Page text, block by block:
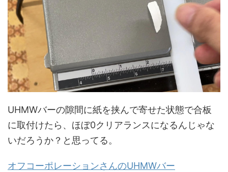
UHMWバーの隙間に紙を挟んで寄せた状態で合板
に取付けたら、ほぼ0クリアランスになるんじゃな
いだろうか？と思ってる。
オフコーポレーションさんのUHMWバー